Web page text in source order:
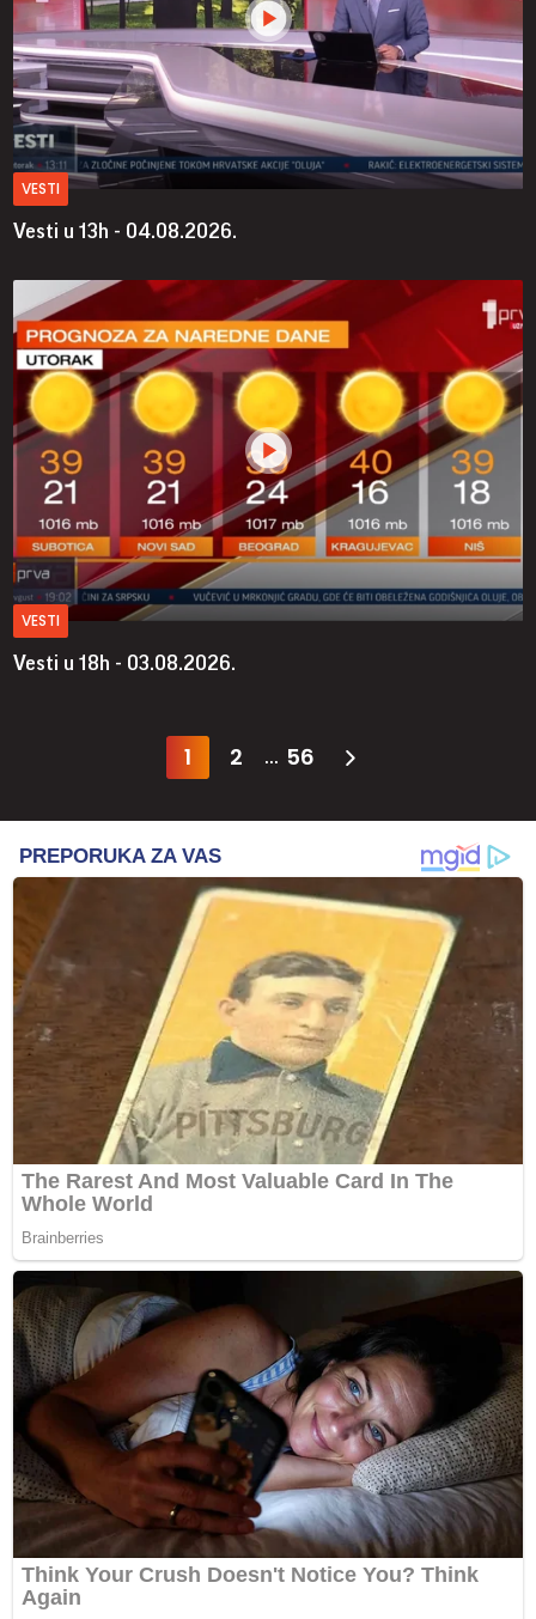
VESTI
Vesti u 13h - 04.08.2026.
VESTI
Vesti u 18h - 03.08.2026.
1 2 ... 56